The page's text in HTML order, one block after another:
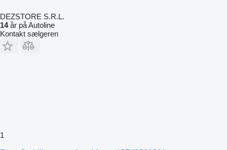
DEZSTORE S.R.L.
14år på Autoline
Kontakt sælgeren
1